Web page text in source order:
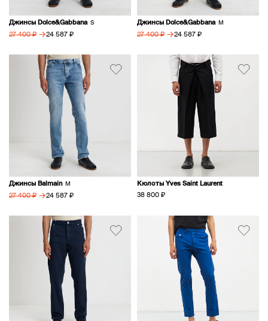
Джинсы Dolce&Gabbana S
27 400 ₽ → 24 587 ₽
Джинсы Dolce&Gabbana M
27 400 ₽ → 24 587 ₽
Джинсы Balmain M
27 400 ₽ → 24 587 ₽
Кюлоты Yves Saint Laurent
38 800 ₽